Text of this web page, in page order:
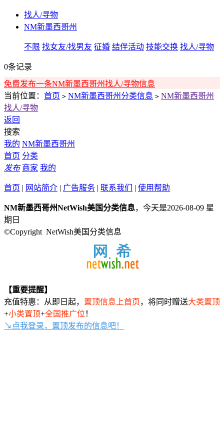
找人/寻物
NM新墨西哥州
不限 找女友/找男友 征婚 结伴活动 技能交换 找人/寻物
0条记录
免费发布一条NM新墨西哥州找人/寻物信息
当前位置： 首页 > NM新墨西哥州分类信息 > NM新墨西哥州
找人/寻物
返回
搜索
我的 NM新墨西哥州
首页 分类
发布 商家 我的
首页 | 网站简介 | 广告服务 | 联系我们 | 使用帮助
NM新墨西哥州NetWish美国分类信息，今天是2026-08-09 星
期日
©Copyright NetWish美国分类信息
【重要提醒】
充值特惠：从即日起， 置顶信息上首页，将同时赠送大类置顶
+小类置顶+全国推广位 ！
↘点我登录，置顶发布的信息吧！